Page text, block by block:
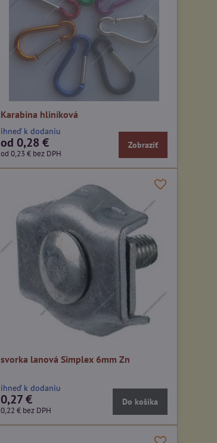
Karabina hliníková
ihneď k dodaniu
od 0,28 €
od 0,23 € bez DPH
Zobraziť
svorka lanová Simplex 6mm Zn
ihneď k dodaniu
0,27 €
0,22 € bez DPH
Do košíka